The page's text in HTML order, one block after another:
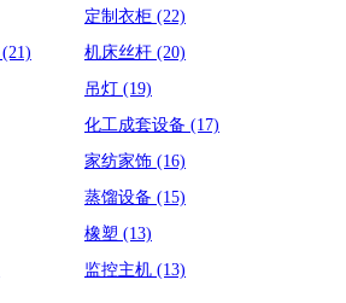
定制衣柜 (22)
(21) 机床丝杆 (20)
吊灯 (19)
化工成套设备 (17)
家纺家饰 (16)
蒸馏设备 (15)
橡塑 (13)
监控主机 (13)